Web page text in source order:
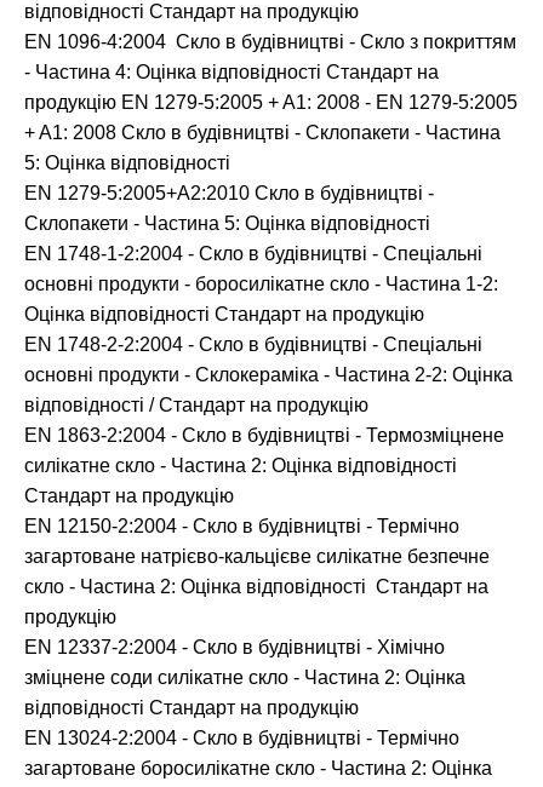
відповідності Стандарт на продукцію
EN 1096-4:2004 Скло в будівництві - Скло з покриттям
- Частина 4: Оцінка відповідності Стандарт на
продукцію EN 1279-5:2005 + A1: 2008 - EN 1279-5:2005
+ A1: 2008 Скло в будівництві - Склопакети - Частина
5: Оцінка відповідності
EN 1279-5:2005+A2:2010 Скло в будівництві -
Склопакети - Частина 5: Оцінка відповідності
EN 1748-1-2:2004 - Скло в будівництві - Спеціальні
основні продукти - боросилікатне скло - Частина 1-2:
Оцінка відповідності Стандарт на продукцію
EN 1748-2-2:2004 - Скло в будівництві - Спеціальні
основні продукти - Склокераміка - Частина 2-2: Оцінка
відповідності / Стандарт на продукцію
EN 1863-2:2004 - Скло в будівництві - Термозміцнене
силікатне скло - Частина 2: Оцінка відповідності
Стандарт на продукцію
EN 12150-2:2004 - Скло в будівництві - Термічно
загартоване натрієво-кальцієве силікатне безпечне
скло - Частина 2: Оцінка відповідності Стандарт на
продукцію
EN 12337-2:2004 - Скло в будівництві - Хімічно
зміцнене соди силікатне скло - Частина 2: Оцінка
відповідності Стандарт на продукцію
EN 13024-2:2004 - Скло в будівництві - Термічно
загартоване боросилікатне скло - Частина 2: Оцінка